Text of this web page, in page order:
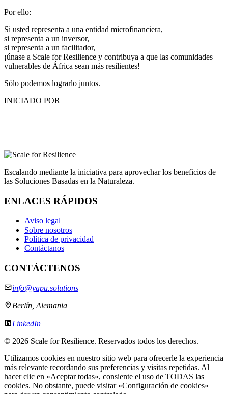
Por ello:
Si usted representa a una entidad microfinanciera,
si representa a un inversor,
si representa a un facilitador,
¡únase a Scale for Resilience y contribuya a que las comunidades
vulnerables de África sean más resilientes!
Sólo podemos lograrlo juntos.
INICIADO POR
Escalando mediante la iniciativa para aprovechar los beneficios de
las Soluciones Basadas en la Naturaleza.
ENLACES RÁPIDOS
Aviso legal
Sobre nosotros
Política de privacidad
Contáctanos
CONTÁCTENOS
info@yapu.solutions
Berlín, Alemania
LinkedIn
© 2026 Scale for Resilience. Reservados todos los derechos.
Utilizamos cookies en nuestro sitio web para ofrecerle la experiencia
más relevante recordando sus preferencias y visitas repetidas. Al
hacer clic en «Aceptar todas», consiente el uso de TODAS las
cookies. No obstante, puede visitar «Configuración de cookies»